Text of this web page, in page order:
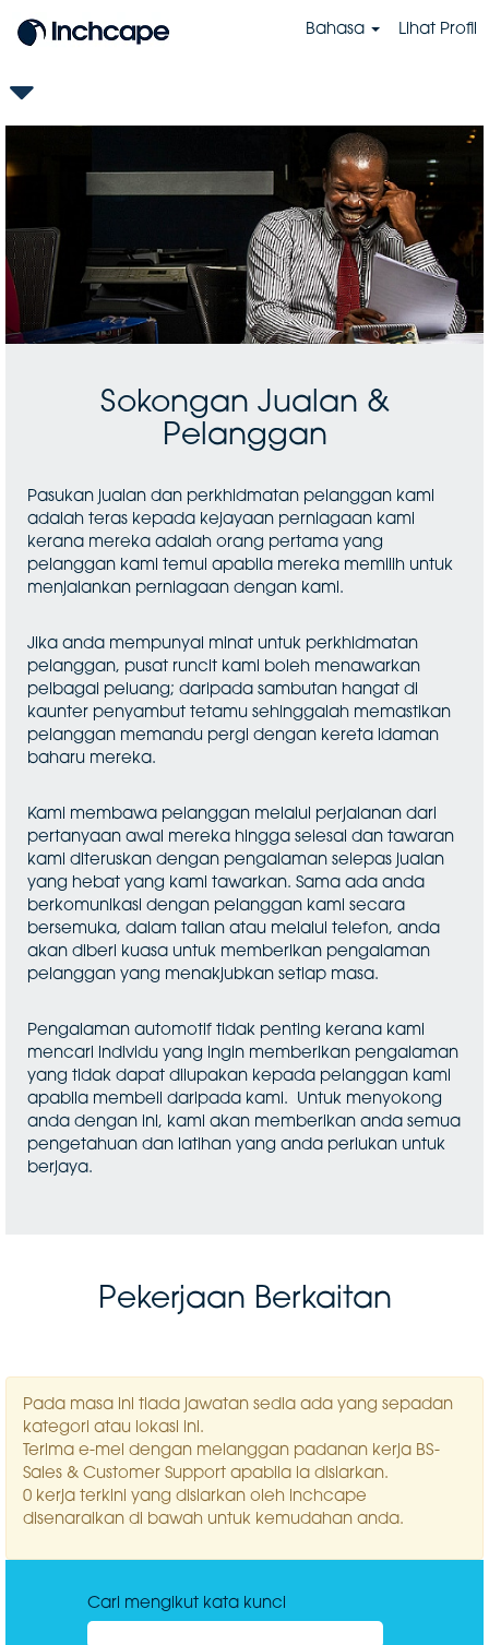
Bahasa Lihat Profil
Sales
&
Support
Sokongan Jualan &
Pelanggan
Pasukan jualan dan perkhidmatan pelanggan kami
adalah teras kepada kejayaan perniagaan kami
kerana mereka adalah orang pertama yang
pelanggan kami temui apabila mereka memilih untuk
menjalankan perniagaan dengan kami.
Jika anda mempunyai minat untuk perkhidmatan
pelanggan, pusat runcit kami boleh menawarkan
pelbagai peluang; daripada sambutan hangat di
kaunter penyambut tetamu sehinggalah memastikan
pelanggan memandu pergi dengan kereta idaman
baharu mereka.
Kami membawa pelanggan melalui perjalanan dari
pertanyaan awal mereka hingga selesai dan tawaran
kami diteruskan dengan pengalaman selepas jualan
yang hebat yang kami tawarkan. Sama ada anda
berkomunikasi dengan pelanggan kami secara
bersemuka, dalam talian atau melalui telefon, anda
akan diberi kuasa untuk memberikan pengalaman
pelanggan yang menakjubkan setiap masa.
Pengalaman automotif tidak penting kerana kami
mencari individu yang ingin memberikan pengalaman
yang tidak dapat dilupakan kepada pelanggan kami
apabila membeli daripada kami. Untuk menyokong
anda dengan ini, kami akan memberikan anda semua
pengetahuan dan latihan yang anda perlukan untuk
berjaya.
Pekerjaan Berkaitan
Pada masa ini tiada jawatan sedia ada yang sepadan
kategori atau lokasi ini.
Terima e-mel dengan melanggan padanan kerja BS-
Sales & Customer Support apabila ia disiarkan.
0 kerja terkini yang disiarkan oleh inchcape
disenaraikan di bawah untuk kemudahan anda.
Cari mengikut kata kunci